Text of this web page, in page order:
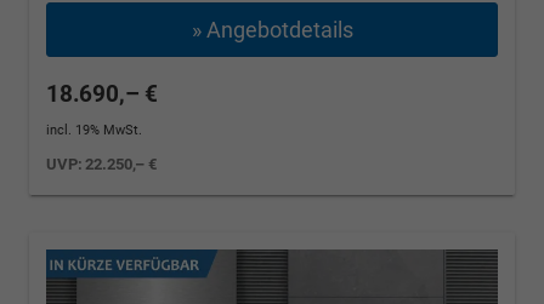
» Angebotdetails
18.690,– €
incl. 19% MwSt.
UVP:22.250,– €